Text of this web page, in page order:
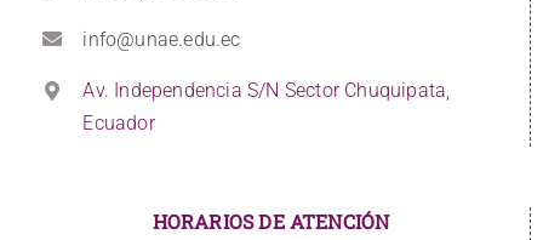
info@unae.edu.ec
Av. Independencia S/N Sector Chuquipata,
Ecuador
HORARIOS DE ATENCIÓN